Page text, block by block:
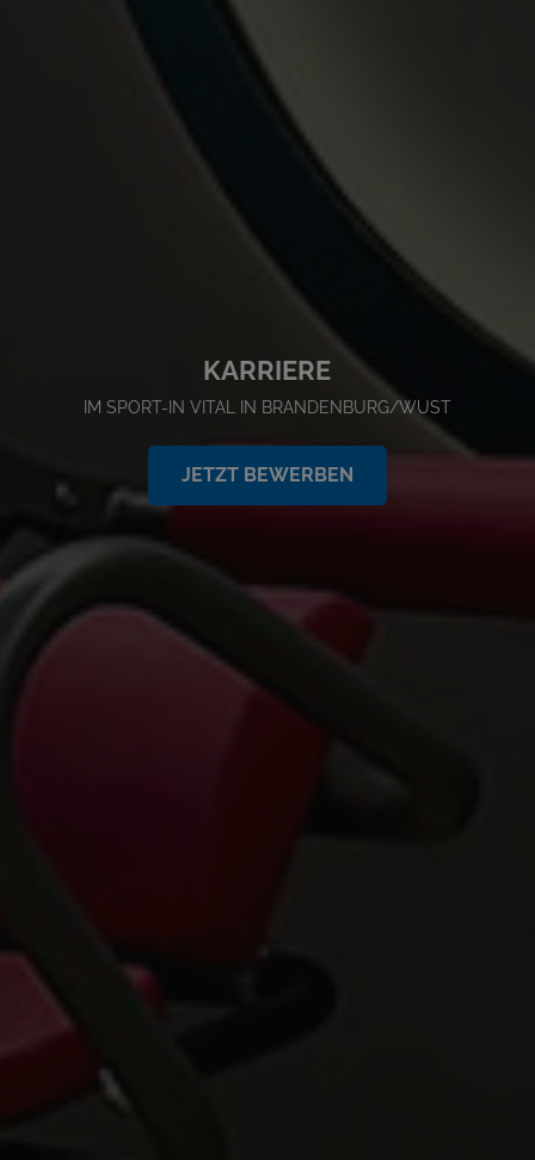
KARRIERE
IM SPORT-IN VITAL IN BRANDENBURG/WUST
JETZT BEWERBEN